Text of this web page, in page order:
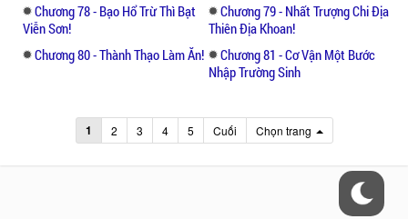
Chương 78 - Bạo Hổ Trừ Thì Bạt
Viễn Sơn!
Chương 79 - Nhất Trượng Chi Địa
Thiên Địa Khoan!
Chương 80 - Thành Thạo Làm Ăn!
Chương 81 - Cơ Vận Một Bước
Nhập Trường Sinh
1 2 3 4 5 Cuối Chọn trang